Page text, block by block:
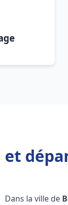
Dans la ville de